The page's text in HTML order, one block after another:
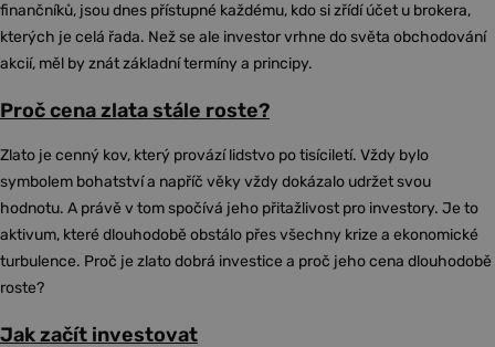
finančníků, jsou dnes přístupné každému, kdo si zřídí účet u brokera,
kterých je celá řada. Než se ale investor vrhne do světa obchodování
akcií, měl by znát základní termíny a principy.
Proč cena zlata stále roste?
Zlato je cenný kov, který provází lidstvo po tisíciletí. Vždy bylo
symbolem bohatství a napříč věky vždy dokázalo udržet svou
hodnotu. A právě v tom spočívá jeho přitažlivost pro investory. Je to
aktivum, které dlouhodobě obstálo přes všechny krize a ekonomické
turbulence. Proč je zlato dobrá investice a proč jeho cena dlouhodobě
roste?
Jak začít investovat